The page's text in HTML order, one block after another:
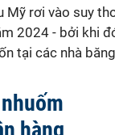
Mỹ rơi vào suy
2024 - bởi khi
tại các nhà